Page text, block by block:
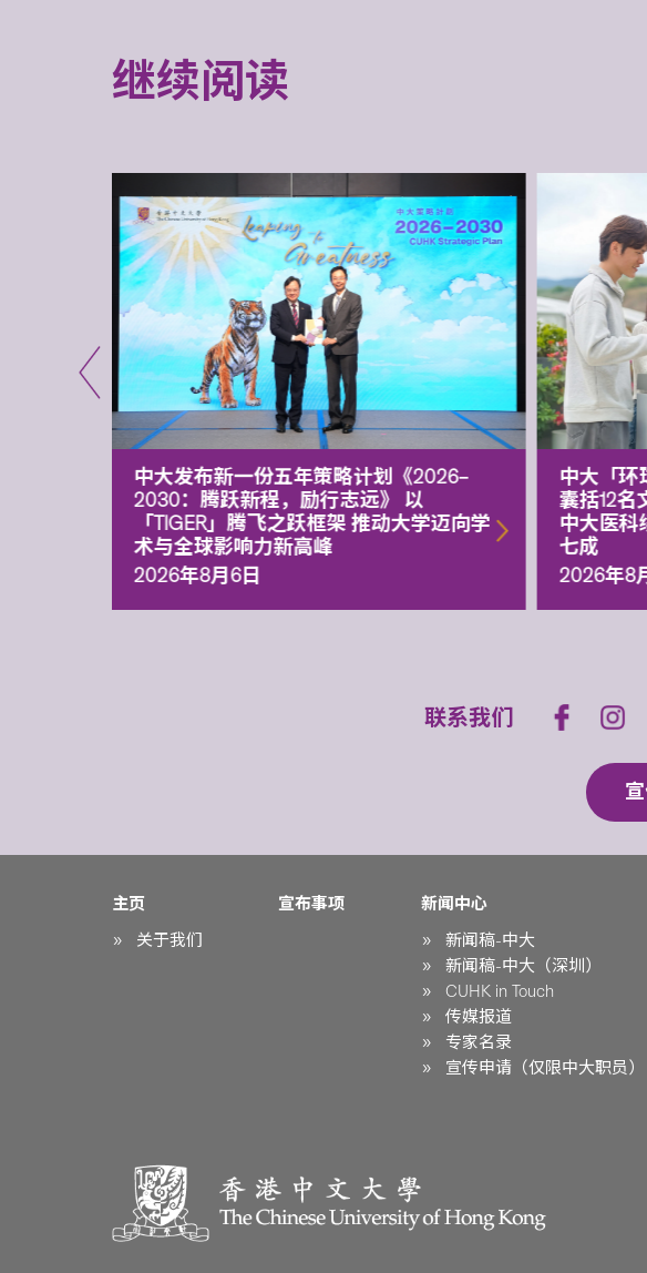
继续阅读
中大发布新一份五年策略计划《2026‒
2030：腾跃新程，励行志远》 以
「TIGER」腾飞之跃框架 推动大学迈向学
术与全球影响力新高峰
2026年8月6日
中大「环
囊括12名
中大医科
七成
2026年8
联系我们
主页
关于我们
宣布事项
新闻中心
新闻稿-中大
新闻稿-中大（深圳）
CUHK in Touch
传媒报道
专家名录
宣传申请（仅限中大职员）